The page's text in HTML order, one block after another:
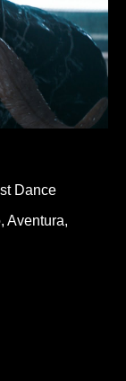
Dance
, Aventura,